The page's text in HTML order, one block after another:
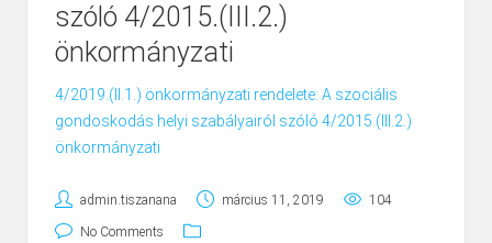
szóló 4/2015.(III.2.)
önkormányzati
4/2019.(II.1.) önkormányzati rendelete: A szociális
gondoskodás helyi szabályairól szóló 4/2015.(III.2.)
önkormányzati
admin.tiszanana március 11, 2019 104
No Comments